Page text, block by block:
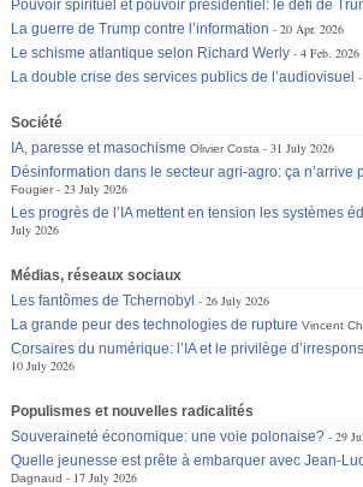
Pouvoir spirituel et pouvoir présidentiel: le défi de
La guerre de Trump contre l’information
20 Apr. 2026
Le schisme atlantique selon Richard Werly
4 Feb. 2026
La double crise des services publics de l’audiovisuel
Société
IA, paresse et masochisme Olivier Costa
31 July 2026
Désinformation dans le secteur agri-agro: ça n’arrive
Fougier
23 July 2026
Les progrès de l’IA mettent en tension les systèmes
July 2026
Médias, réseaux sociaux
Les fantômes de Tchernobyl
26 July 2026
La grande peur des technologies de rupture Vincent
Corsaires du numérique: l’IA et le privilège
10 July 2026
Populismes et nouvelles radicalités
Souveraineté économique: une voie polonaise?
29
Quelle jeunesse est prête à embarquer avec Jean-
Dagnaud
17 July 2026